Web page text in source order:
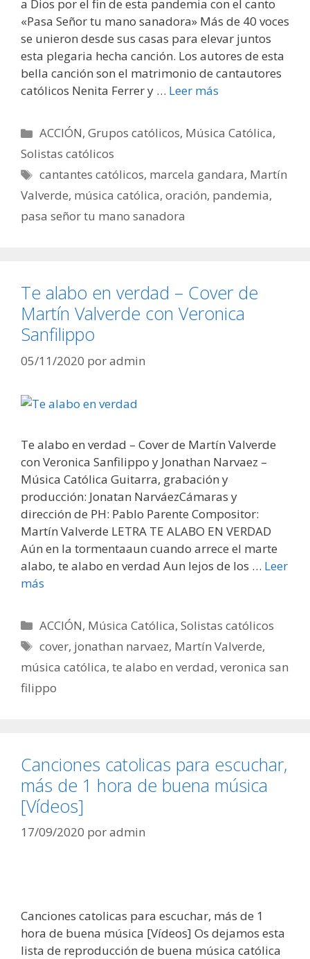
a Dios por el fin de esta pandemia con el canto
«Pasa Señor tu mano sanadora» Más de 40 voces
se unieron desde sus casas para elevar juntos
esta plegaria hecha canción. Los autores de esta
bella canción son el matrimonio de cantautores
católicos Nenita Ferrer y … Leer más
Categorías
ACCIÓN,Grupos católicos, Música Católica,
Solistas católicos
Etiquetas
cantantes católicos, marcela gandara, Martín
Valverde, música católica, oración, pandemia,
pasa señor tu mano sanadora
Te alabo en verdad – Cover de
Martín Valverde con Veronica
Sanfilippo
05/11/2020 poradmin
Te alabo en verdad – Cover de Martín Valverde
con Veronica Sanfilippo y Jonathan Narvaez –
Música Católica Guitarra, grabación y
producción: Jonatan NarváezCámaras y
dirección de PH: Pablo Parente Compositor:
Martín Valverde LETRA TE ALABO EN VERDAD
Aún en la tormentaaun cuando arrece el marte
alabo, te alabo en verdad Aun lejos de los … Leer
más
Categorías
ACCIÓN, Música Católica,Solistas católicos
Etiquetas
cover, jonathan narvaez, Martín Valverde,
música católica, te alabo en verdad, veronica san
filippo
Canciones catolicas para escuchar,
más de 1 hora de buena música
[Vídeos]
17/09/2020 poradmin
Canciones catolicas para escuchar, más de 1
hora de buena música [Vídeos] Os dejamos esta
lista de reproducción de buena música católica